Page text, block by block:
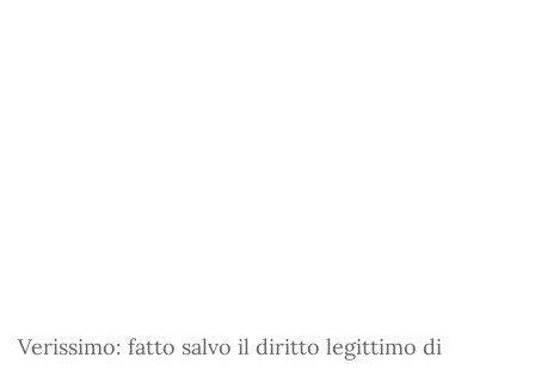
Verissimo: fatto salvo il diritto legittimo di